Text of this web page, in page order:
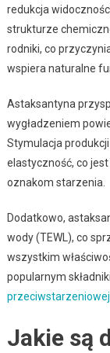
redukcja
strukturze
rodniki, co
wspiera naturalne
Astaksantyna
wygładzeniem
Stymulacja
elastyczność, co
oznakom starzenia.
Dodatkowo,
wody (TEWL), co
wszystkim
popularnym
przeciwstarzeniowej
Jakie są